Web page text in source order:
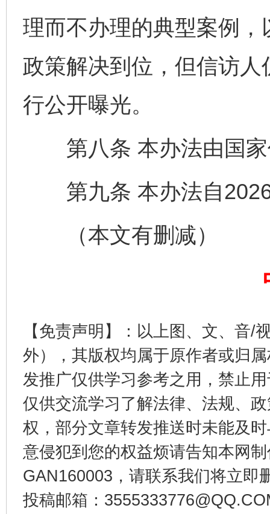
理而不办理的典型案例
政策解决到位，但信访
行公开曝光。
第八条 本办法由国家
第九条 本办法自2026
（本文有删减）
【免责声明】：以上图、文、音/
外），其版权均属于原作者或归
发推广仅供学习参考之用，禁止
仅供交流学习了解法律、法规、
权，部分文章转发推送时未能及
意侵犯到您的权益烦请告知本网
GAN160003，请联系我们将立即
投稿邮箱：
这是一记警钟！
今